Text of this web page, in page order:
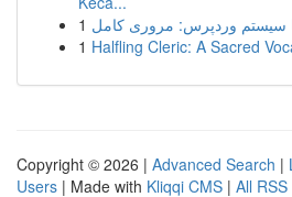
1 سیستم وردپرس: مروری کامل
1 Halfling Cleric: A Sacred
Copyright © 2026 | Advanced Search |
Users | Made with Kliqqi CMS | All